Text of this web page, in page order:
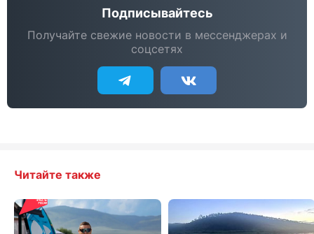
Подписывайтесь
Получайте свежие новости в мессенджерах и
соцсетях
Читайте также